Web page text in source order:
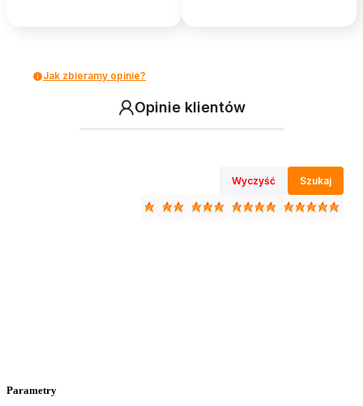
Jak zbieramy opinie?
Opinie klientów
Wyczyść Szukaj
Parametry